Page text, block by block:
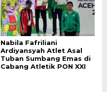
Nabila Fafriliani
Ardiyansyah Atlet Asal
Tuban Sumbang Emas di
Cabang Atletik PON XXI